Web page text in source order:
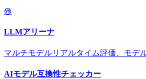
LLMアリーナ
マルチモデルリアルタイム評価、モデ
AIモデル互換性チェッカー